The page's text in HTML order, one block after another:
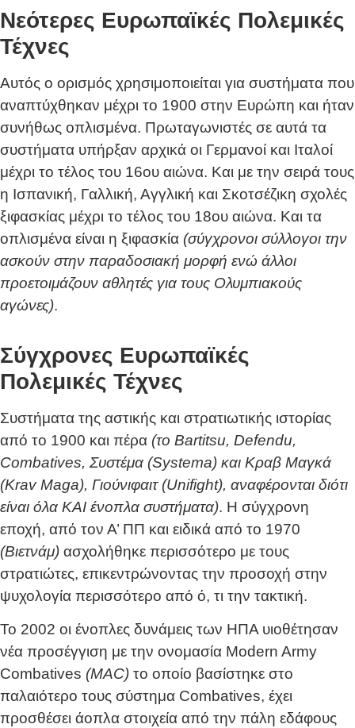
Νεότερες Ευρωπαϊκές Πολεμικές
Τέχνες
Αυτός ο ορισμός χρησιμοποιείται για συστήματα που
αναπτύχθηκαν μέχρι το 1900 στην Ευρώπη και ήταν
συνήθως οπλισμένα. Πρωταγωνιστές σε αυτά τα
συστήματα υπήρξαν αρχικά οι Γερμανοί και Ιταλοί
μέχρι το τέλος του 16ου αιώνα. Και με την σειρά τους
η Ισπανική, Γαλλική, Αγγλική και Σκοτσέζικη σχολές
ξιφασκίας μέχρι το τέλος του 18ου αιώνα. Και τα
οπλισμένα είναι η ξιφασκία (σύγχρονοι σύλλογοι την
ασκούν στην παραδοσιακή μορφή ενώ άλλοι
προετοιμάζουν αθλητές για τους Ολυμπιακούς
αγώνες).
Σύγχρονες Ευρωπαϊκές
Πολεμικές Τέχνες
Συστήματα της αστικής και στρατιωτικής ιστορίας
από το 1900 και πέρα (το Bartitsu, Defendu,
Combatives, Συστέμα (Systema) και Κραβ Μαγκά
(Krav Maga), Γιούνιφαιτ (Unifight), αναφέρονται διότι
είναι όλα ΚΑΙ ένοπλα συστήματα). Η σύγχρονη
εποχή, από τον Α’ ΠΠ και ειδικά από το 1970
(Βιετνάμ) ασχολήθηκε περισσότερο με τους
στρατιώτες, επικεντρώνοντας την προσοχή στην
ψυχολογία περισσότερο από ό, τι την τακτική.
Το 2002 οι ένοπλες δυνάμεις των ΗΠΑ υιοθέτησαν
νέα προσέγγιση με την ονομασία Modern Army
Combatives (MAC) το οποίο βασίστηκε στο
παλαιότερο τους σύστημα Combatives, έχει
προσθέσει άοπλα στοιχεία από την πάλη εδάφους